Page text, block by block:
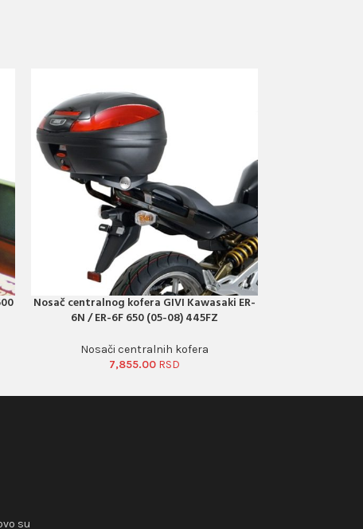
PORUČI ODMAH
Nosač centralnog kofera GIVI Kawasaki ER-
6N / ER-6F 650 (05-08) 445FZ
Nosači centralnih kofera
7,855.00
su